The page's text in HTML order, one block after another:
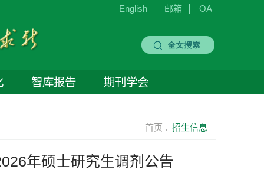
English 邮箱 OA
智库报告 期刊学会
首页 . 招生信息
年硕士研究生调剂公告